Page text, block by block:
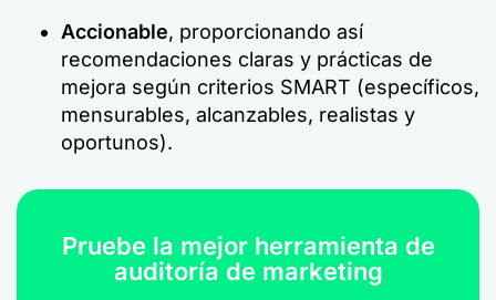
Accionable, proporcionando así
recomendaciones claras y prácticas de
mejora según criterios SMART (específicos,
mensurables, alcanzables, realistas y
oportunos).
Pruebe la mejor herramienta de
auditoría de marketing